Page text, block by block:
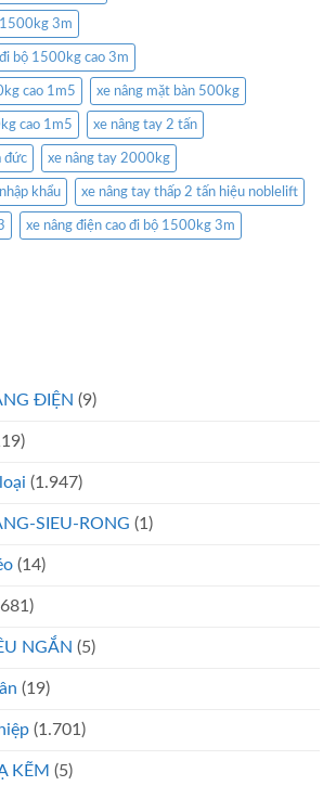
3m
bộ 1500kg cao 3m
cao 1m5 xe nâng mặt bàn 500kg
cao 1m5 xe nâng tay 2 tấn
đức xe nâng tay 2000kg
khẩu xe nâng tay thấp 2 tấn hiệu noblelift
xe nâng điện cao đi bộ 1500kg 3m
ĐIỆN (9)
(1.947)
SIEU-RONG (1)
(14)
NGẮN (5)
(19)
(1.701)
KẼM (5)